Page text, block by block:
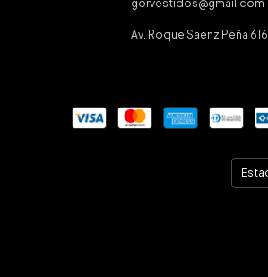
gorvestidos@gmail.com
Av. Roque Saenz Peña 616